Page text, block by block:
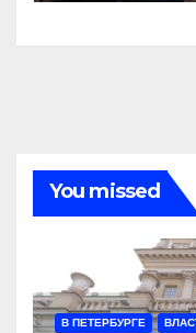
You missed
В ПЕТЕРБУРГЕ